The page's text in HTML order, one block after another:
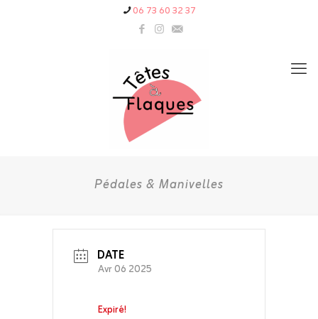
06 73 60 32 37
Pédales & Manivelles
DATE
Avr 06 2025
Expiré!